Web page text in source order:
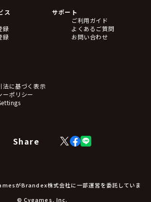
タンド
ー・ストラップ
・シール・カード
ー・ポスター
ーター
ルダー
料品
物
ー
ス
録
録
サポート
ご利用ガイド
よくあるご質問
お問い合わせ
法に基づく表示
ーポリシー
Share
X
(Twitter)
Facebook
LINE
がBrandex株式会社に一部運営を委託していま
© Cygames, Inc.